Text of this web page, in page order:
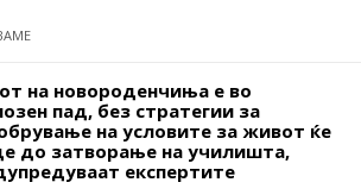
на новороденчиња е во
пад, без стратегии за
на условите за живот ќе
до затворање на училишта,
експертите